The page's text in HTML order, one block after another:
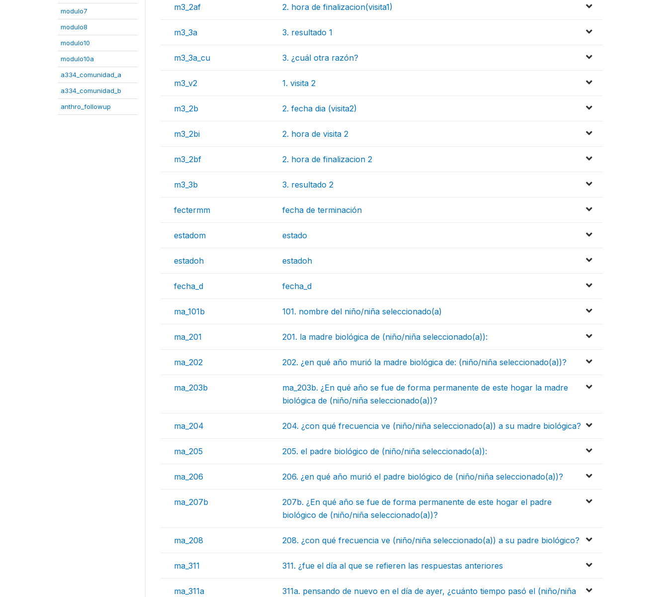
modulo7
modulo8
modulo10
modulo10a
a334_comunidad_a
a334_comunidad_b
anthro_followup
m3_2af 2. hora de finalizacion(visita1)
m3_3a 3. resultado 1
m3_3a_cu 3. ¿cuál otra razón?
m3_v2 1. visita 2
m3_2b 2. fecha dia (visita2)
m3_2bi 2. hora de visita 2
m3_2bf 2. hora de finalizacion 2
m3_3b 3. resultado 2
fectermm fecha de terminación
estadom estado
estadoh estadoh
fecha_d fecha_d
ma_101b 101. nombre del niño/niña seleccionado(a)
ma_201 201. la madre biológica de (niño/niña seleccionado(a)):
ma_202 202. ¿en qué año murió la madre biológica de: (niño/niña seleccionado(a))?
ma_203b
ma_203b. ¿En qué año se fue de forma permanente de este hogar la madre
biológica de (niño/niña seleccionado(a))?
ma_204 204. ¿con qué frecuencia ve (niño/niña seleccionado(a)) a su madre biológica?
ma_205 205. el padre biológico de (niño/niña seleccionado(a)):
ma_206 206. ¿en qué año murió el padre biológico de (niño/niña seleccionado(a))?
ma_207b
207b. ¿En qué año se fue de forma permanente de este hogar el padre
biológico de (niño/niña seleccionado(a))?
ma_208 208. ¿con qué frecuencia ve (niño/niña seleccionado(a)) a su padre biológico?
ma_311 311. ¿fue el día al que se refieren las respuestas anteriores
ma_311a
311a. pensando de nuevo en el día de ayer, ¿cuánto tiempo pasó el (niño/niña